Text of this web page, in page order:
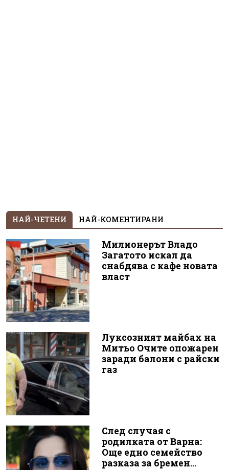
НАЙ-ЧЕТЕНИ НАЙ-КОМЕНТИРАНИ
Милионерът Владо
Загатото искал да
снабдява с кафе новата
власт
Луксозният майбах на
Митьо Очите опожарен
заради балони с райски
газ
След случая с
родилката от Варна:
Още едно семейство
разказа за бремен...